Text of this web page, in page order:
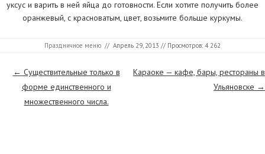
уксус и варить в ней яйца до готовности. Если хотите получить более
оранжевый, с красноватым, цвет, возьмите больше куркумы.
Праздничное меню // Апрель 29, 2013 // Просмотров: 4 262
Страницы
← Существительные только в
форме единственного и
множественного числа.
Караоке — кафе, бары, рестораны в
Ульяновске →